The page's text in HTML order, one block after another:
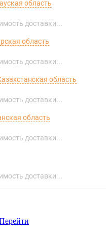
область
доставки...
область
доставки...
область
доставки...
область
доставки...
доставки...